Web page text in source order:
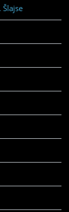
Šlajse